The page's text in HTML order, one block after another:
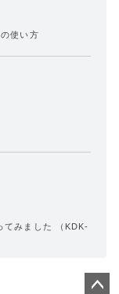
使い方
てみました （KDK-